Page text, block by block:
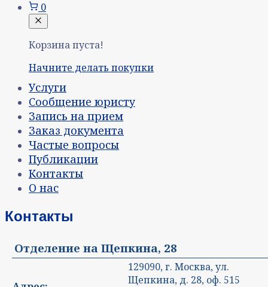
0
Корзина пуста!
Начните делать покупки
Услуги
Сообщение юристу
Запись на прием
Заказ документа
Частые вопросы
Публикации
Контакты
О нас
Контакты
Отделение на Щепкина, 28
129090, г. Москва,ул.
Щепкина, д. 28, оф. 515